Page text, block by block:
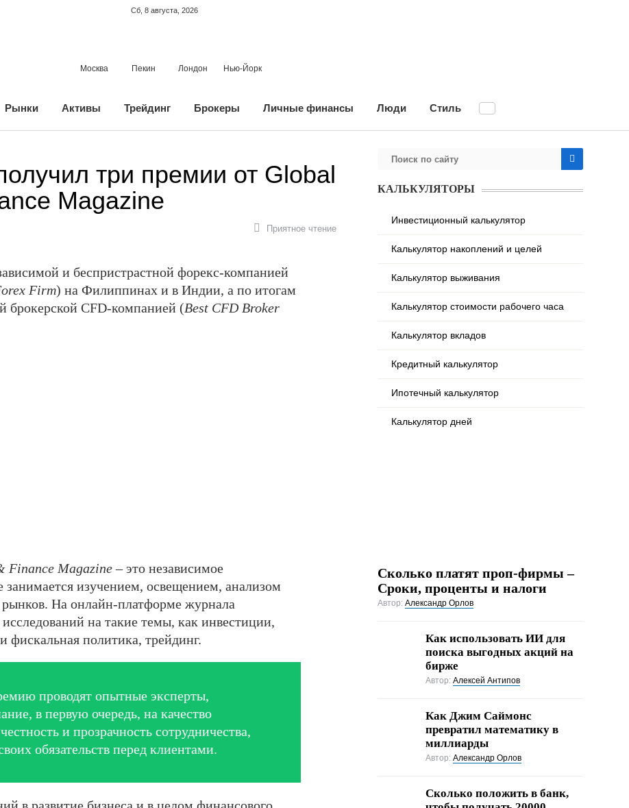
Сб, 8 августа, 2026
Москва Пекин Лондон Нью-Йорк
Рынки Активы Трейдинг Брокеры Личные финансы Люди Стиль
три премии от Global
Magazine
Приятное чтение
и беспристрастной форекс-компанией
Firm) на Филиппинах и в Индии, а по итогам
брокерской CFD-компанией (Best CFD Broker
Finance Magazine– это независимое
занимается изучением, освещением, анализом
На онлайн-платформе журнала
на такие темы, как инвестиции,
фискальная политика, трейдинг.
проводят опытные эксперты,
в первую очередь, на качество
и прозрачность сотрудничества,
обязательств перед клиентами.
КАЛЬКУЛЯТОРЫ
Инвестиционный калькулятор
Калькулятор накоплений и целей
Калькулятор выживания
Калькулятор стоимости рабочего часа
Калькулятор вкладов
Кредитный калькулятор
Ипотечный калькулятор
Калькулятор дней
Сколько платят проп-фирмы –
Сроки, проценты и налоги
Автор: Александр Орлов
Как использовать ИИ для
поиска выгодных акций на
бирже
Автор: Алексей Антипов
Как Джим Саймонс
превратил математику в
миллиарды
Автор: Александр Орлов
Сколько положить в банк,